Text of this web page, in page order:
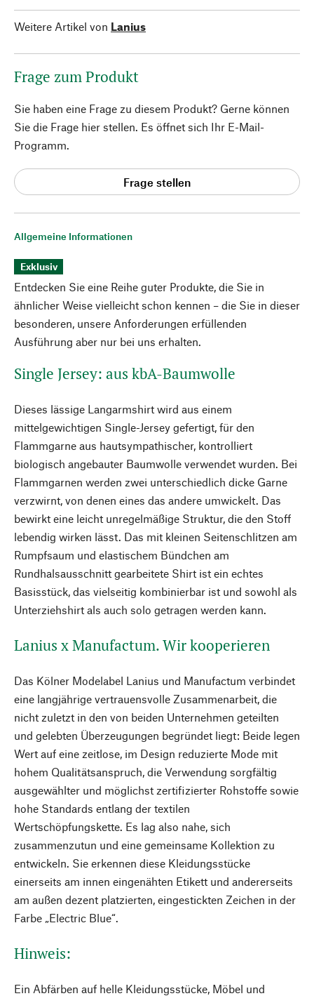
Allgemeine Informationen
Exklusiv
Entdecken Sie eine Reihe guter Produkte, die Sie in
ähnlicher Weise vielleicht schon kennen – die Sie in dieser
besonderen, unsere Anforderungen erfüllenden
Ausführung aber nur bei uns erhalten.
Single Jersey: aus kbA-Baumwolle
Dieses lässige Langarmshirt wird aus einem
mittelgewichtigen Single-Jersey gefertigt, für den
Flammgarne aus hautsympathischer, kontrolliert
biologisch angebauter Baumwolle verwendet wurden. Bei
Flammgarnen werden zwei unterschiedlich dicke Garne
verzwirnt, von denen eines das andere umwickelt. Das
bewirkt eine leicht unregelmäßige Struktur, die den Stoff
lebendig wirken lässt. Das mit kleinen Seitenschlitzen am
Rumpfsaum und elastischem Bündchen am
Rundhalsausschnitt gearbeitete Shirt ist ein echtes
Basisstück, das vielseitig kombinierbar ist und sowohl als
Unterziehshirt als auch solo getragen werden kann.
Lanius x Manufactum. Wir kooperieren
Das Kölner Modelabel Lanius und Manufactum verbindet
eine langjährige vertrauensvolle Zusammenarbeit, die
nicht zuletzt in den von beiden Unternehmen geteilten
und gelebten Überzeugungen begründet liegt: Beide legen
Wert auf eine zeitlose, im Design reduzierte Mode mit
hohem Qualitätsanspruch, die Verwendung sorgfältig
ausgewählter und möglichst zertifizierter Rohstoffe sowie
hohe Standards entlang der textilen
Wertschöpfungskette. Es lag also nahe, sich
zusammenzutun und eine gemeinsame Kollektion zu
entwickeln. Sie erkennen diese Kleidungsstücke
einerseits am innen eingenähten Etikett und andererseits
am außen dezent platzierten, eingestickten Zeichen in der
Farbe „Electric Blue“.
Hinweis:
Ein Abfärben auf helle Kleidungsstücke, Möbel und
Weitere Artikel von Lanius
Frage zum Produkt
Sie haben eine Frage zu diesem Produkt? Gerne können
Sie die Frage hier stellen. Es öffnet sich Ihr E-Mail-
Programm.
Frage stellen